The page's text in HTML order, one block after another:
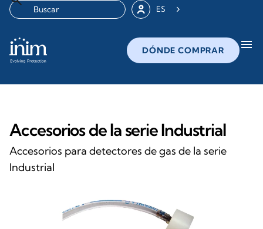
ES
DÓNDE COMPRAR menu
Accesorios de la serie Industrial
Accesorios para detectores de gas de la serie
Industrial